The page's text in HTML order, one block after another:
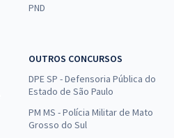
PND
OUTROS CONCURSOS
DPE SP - Defensoria Pública do
Estado de São Paulo
PM MS - Polícia Militar de Mato
Grosso do Sul